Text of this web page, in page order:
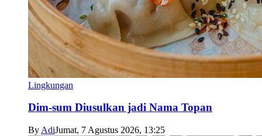
Lingkungan
Dim-sum Diusulkan jadi Nama Topan
By AdiJumat, 7 Agustus 2026, 13:25